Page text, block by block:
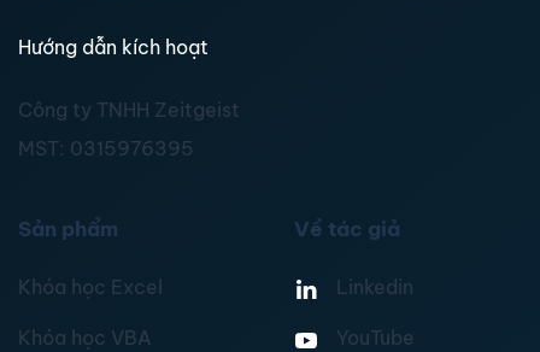
Hướng dẫn kích hoạt
Công ty TNHH Zeitgeist
MST: 0315976395
Sản phẩm
Khóa học Excel
Khóa học VBA
Về tác giả
Linkedin
YouTube